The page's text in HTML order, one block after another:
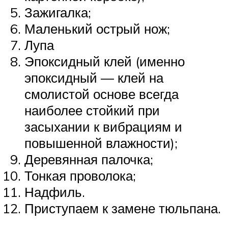
Зажигалка;
Маленький острый нож;
Лупа
Эпоксидный клей (именно
эпоксидный — клей на
смолистой основе всегда
наиболее стойкий при
засыхании к вибрациям и
повышенной влажности);
Деревянная палочка;
Тонкая проволока;
Надфиль.
Приступаем к замене тюльпана.